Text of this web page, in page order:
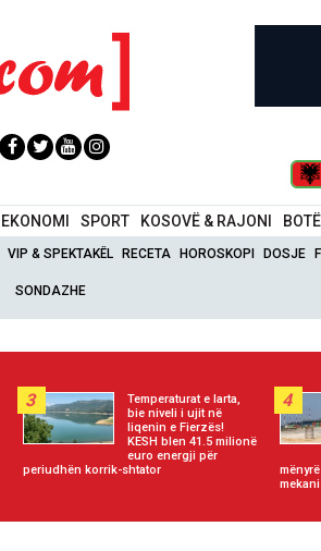
EKONOMI SPORT KOSOVË & RAJONI BOTË
VIP & SPEKTAKËL RECETA HOROSKOPI DOSJE
SONDAZHE
3
Temperaturat e larta,
bie niveli i ujit në
liqenin e Fierzës!
KESH blen 41.5 milionë
euro energji për
periudhën korrik-shtator
4